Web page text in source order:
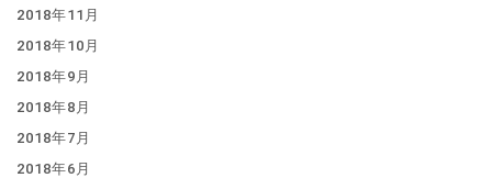
2018年11月
2018年10月
2018年9月
2018年8月
2018年7月
2018年6月